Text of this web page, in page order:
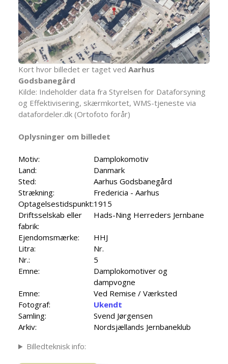
Kort hvor billedet er taget ved Aarhus
Godsbanegård
Kilde: Indeholder data fra Styrelsen for Dataforsyning
og Effektivisering, skærmkortet, WMS-tjeneste via
datafordeler.dk (Ortofoto forår)
Oplysninger om billedet
Motiv:
Damplokomotiv
Land:
Danmark
Sted:
Aarhus Godsbanegård
Strækning:
Fredericia - Aarhus
Optagelsestidspunkt:1915
Driftsselskab eller
fabrik:
Hads-Ning Herreders Jernbane
Ejendomsmærke:
HHJ
Litra:
Nr.
Nr.:
5
Emne:
Damplokomotiver og
dampvogne
Emne:
Ved Remise / Værksted
Fotograf:
Ukendt
Samling:
Svend Jørgensen
Arkiv:
Nordsjællands Jernbaneklub
Billedteknisk info: